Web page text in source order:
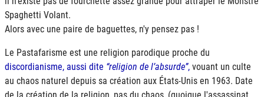
Spaghetti Volant.
Alors avec une paire de baguettes, n'y pensez pas !
Le Pastafarisme est une religion parodique proche du
discordianisme, aussi dite religion de l’absurde , vouant un culte
au chaos naturel depuis sa création aux États-Unis en 1963. Date